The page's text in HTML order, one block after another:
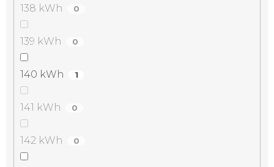
138 kWh 0
139 kWh 0
140 kWh 1
141 kWh 0
142 kWh 0